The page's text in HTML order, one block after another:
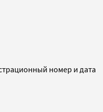
номер и дата